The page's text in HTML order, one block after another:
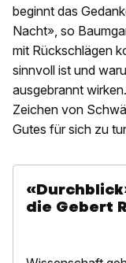
beginnt das
Nacht», so
mit Rückschlägen
sinnvoll ist und
ausgebrannt
Zeichen von
Gutes für sich zu
die Gebert